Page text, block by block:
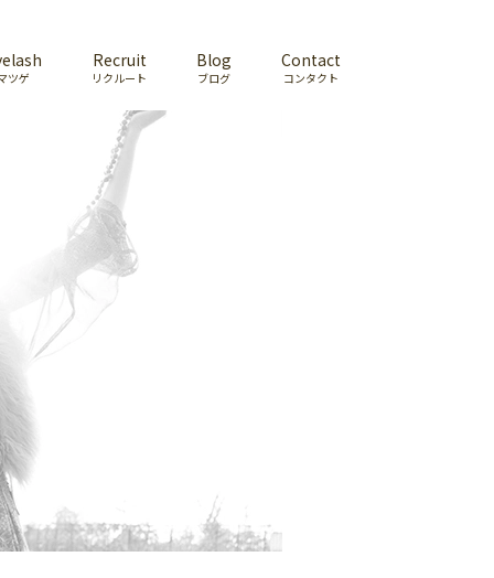
ツゲ
Recruit
リクルート
Blog
ブログ
Contact
コンタクト